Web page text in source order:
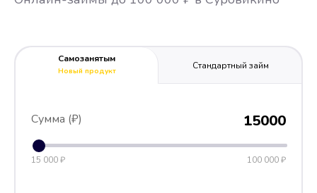
Самозанятым
Новый продукт
Стандартный займ
Сумма (₽) 15000
15 000 ₽ 100 000 ₽